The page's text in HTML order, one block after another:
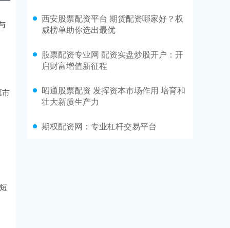
市
西安股票配资平台 期货配资哪家好？权
威榜单助你选出最优
股票配资专业网 配资实盘炒股开户：开
启财富增值新征程
昭通股票配资 发挥资本市场作用 培育和
壮大新质生产力
期权配资网：专业杠杆交易平台